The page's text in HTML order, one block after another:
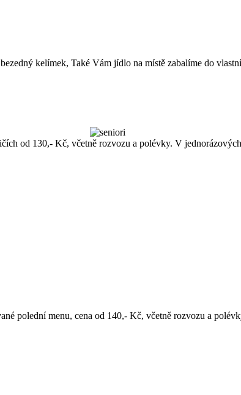
kelímek, Také Vám jídlo na místě zabalíme do
od 130,- Kč, včetně rozvozu a polévky. V
polední menu, cena od 140,- Kč, včetně rozvozu a